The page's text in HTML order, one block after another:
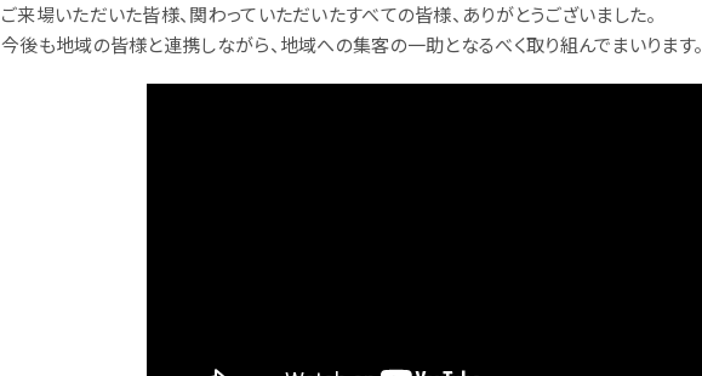
ご来場いただいた皆様、関わっていただいたすべての皆様、ありがとうございました。
今後も地域の皆様と連携しながら、地域への集客の一助となるべく取り組んでまいります。